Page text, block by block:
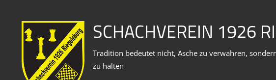
springen
SCHACHVEREIN 1926
Tradition bedeutet nicht, Asche zu verwahren,
zu halten